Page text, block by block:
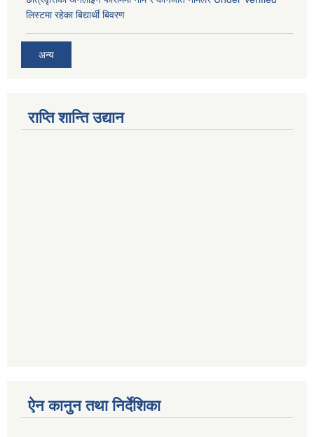
लिस्टमा रहेका बिद्यार्थी बिवरण
अन्य
राप्ति शान्ति उद्यान
ऐन कानुन तथा निर्देशिका